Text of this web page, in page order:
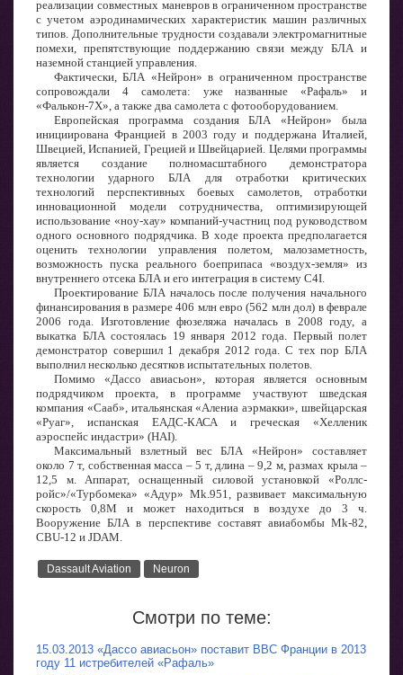
реализации совместных маневров в ограниченном пространстве
с учетом аэродинамических характеристик машин различных
типов. Дополнительные трудности создавали электромагнитные
помехи, препятствующие поддержанию связи между БЛА и
наземной станцией управления.
Фактически, БЛА «Нейрон» в ограниченном пространстве
сопровождали 4 самолета: уже названные «Рафаль» и
«Фалькон-7X», а также два самолета с фотооборудованием.
Европейская программа создания БЛА «Нейрон» была
инициирована Францией в 2003 году и поддержана Италией,
Швецией, Испанией, Грецией и Швейцарией. Целями программы
является создание полномасштабного демонстратора
технологии ударного БЛА для отработки критических
технологий перспективных боевых самолетов, отработки
инновационной модели сотрудничества, оптимизирующей
использование «ноу-хау» компаний-участниц под руководством
одного основного подрядчика. В ходе проекта предполагается
оценить технологии управления полетом, малозаметность,
возможность пуска реального боеприпаса «воздух-земля» из
внутреннего отсека БЛА и его интеграция в систему C4I.
Проектирование БЛА началось после получения начального
финансирования в размере 406 млн евро (562 млн дол) в феврале
2006 года. Изготовление фюзеляжа началась в 2008 году, а
выкатка БЛА состоялась 19 января 2012 года. Первый полет
демонстратор совершил 1 декабря 2012 года. С тех пор БЛА
выполнил несколько десятков испытательных полетов.
Помимо «Дассо авиасьон», которая является основным
подрядчиком проекта, в программе участвуют шведская
компания «Сааб», итальянская «Алениа аэрмакки», швейцарская
«Руаг», испанская ЕАДС-КАСА и греческая «Хелленик
аэроспейс индастри» (HAI).
Максимальный взлетный вес БЛА «Нейрон» составляет
около 7 т, собственная масса – 5 т, длина – 9,2 м, размах крыла –
12,5 м. Аппарат, оснащенный силовой установкой «Роллс-
ройс»/«Турбомека» «Адур» Mk.951, развивает максимальную
скорость 0,8М и может находиться в воздухе до 3 ч.
Вооружение БЛА в перспективе составят авиабомбы Mk-82,
CBU-12 и JDAM.
Dassault Aviation Neuron
Смотри по теме:
15.03.2013 «Дассо авиасьон» поставит ВВС Франции в 2013
году 11 истребителей «Рафаль»